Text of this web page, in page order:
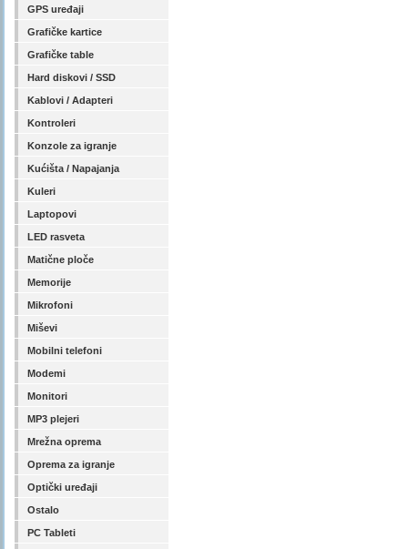
GPS uređaji
Grafičke kartice
Grafičke table
Hard diskovi / SSD
Kablovi / Adapteri
Kontroleri
Konzole za igranje
Kućišta / Napajanja
Kuleri
Laptopovi
LED rasveta
Matične ploče
Memorije
Mikrofoni
Miševi
Mobilni telefoni
Modemi
Monitori
MP3 plejeri
Mrežna oprema
Oprema za igranje
Optički uređaji
Ostalo
PC Tableti